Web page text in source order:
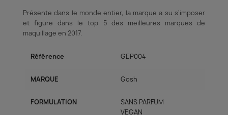
Présente dans le monde entier, la marque a su s’imposer
et figure dans le top 5 des meilleures marques de
maquillage en 2017.
Référence GEP004
MARQUE Gosh
FORMULATION
SANS PARFUM
VEGAN